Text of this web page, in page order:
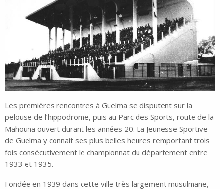
Les premières rencontres à Guelma se disputent sur la
pelouse de l’hippodrome, puis au Parc des Sports, route de la
Mahouna ouvert durant les années 20. La Jeunesse Sportive
de Guelma y connait ses plus belles heures remportant trois
fois consécutivement le championnat du département entre
1933 et 1935.
Fondée en 1939 dans cette ville très largement musulmane,